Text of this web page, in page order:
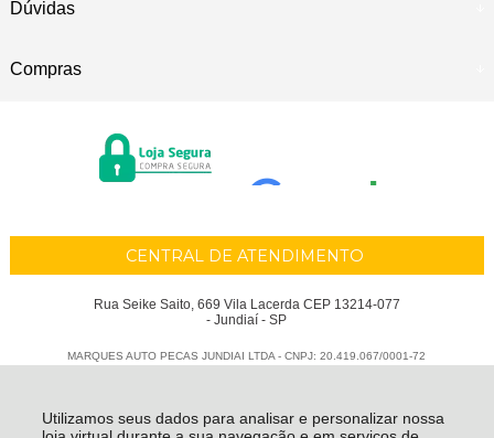
Utilizamos seus dados para analisar e personalizar nossa
Dúvidas
Compras
CENTRAL DE ATENDIMENTO
Rua Seike Saito, 669 Vila Lacerda CEP 13214-077
- Jundiaí - SP
MARQUES AUTO PECAS JUNDIAI LTDA - CNPJ: 20.419.067/0001-72